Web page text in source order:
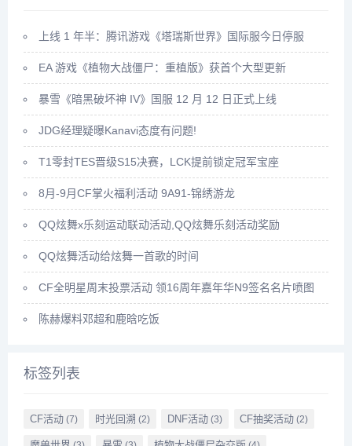
上线 1 年半：腾讯游戏《塔瑞斯世界》国际服今日停服
EA 游戏《植物大战僵尸：重植版》获首个大型更新
暴雪《暗黑破坏神 IV》国服 12 月 12 日正式上线
JDG经理疑曝Kanavi态度有问题!
T1零封TES晋级S15决赛，LCK提前锁定冠军宝座
8月-9月CF掌火福利活动 9A91-锦绣游龙
QQ炫舞x乐刻运动联动活动,QQ炫舞乐刻活动奖励
QQ炫舞活动给炫舞一首歌的时间
CF全明星周末投票活动 领16周年嘉年华N9签名名片喷图
陈赫爆料邓超和鹿晗吃饭
标签列表
CF活动(7) 时光回溯 (2) DNF活动 (3) CF抽奖活动 (2)